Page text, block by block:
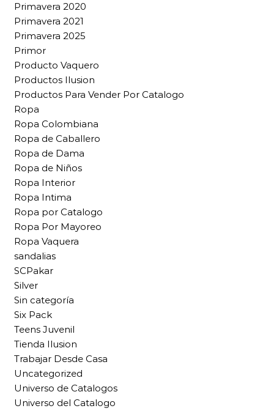
Primavera 2020
Primavera 2021
Primavera 2025
Primor
Producto Vaquero
Productos Ilusion
Productos Para Vender Por Catalogo
Ropa
Ropa Colombiana
Ropa de Caballero
Ropa de Dama
Ropa de Niños
Ropa Interior
Ropa Intima
Ropa por Catalogo
Ropa Por Mayoreo
Ropa Vaquera
sandalias
SCPakar
Silver
Sin categoría
Six Pack
Teens Juvenil
Tienda Ilusion
Trabajar Desde Casa
Uncategorized
Universo de Catalogos
Universo del Catalogo